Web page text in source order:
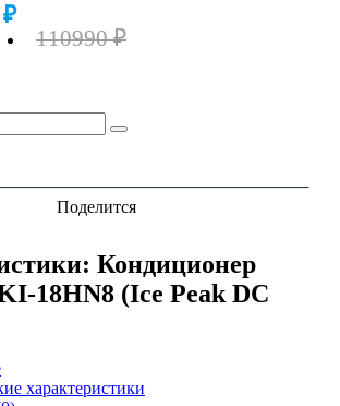
110990 ₽
Поделится
Кондиционер
18HN8 (Ice Peak DC
характеристики